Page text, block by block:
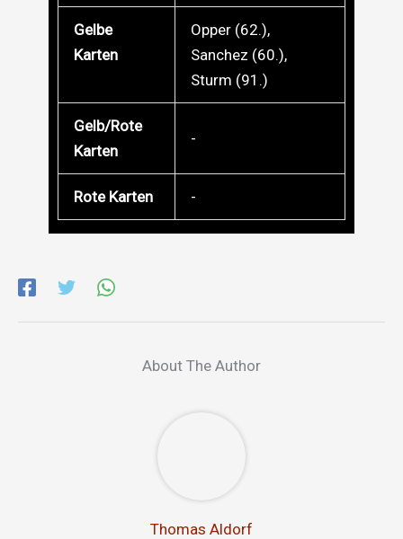
Gelbe
Karten
Opper (62.),
Sanchez (60.),
Sturm (91.)
Gelb/Rote
Karten
-
Rote Karten -
About The Author
Thomas Aldorf